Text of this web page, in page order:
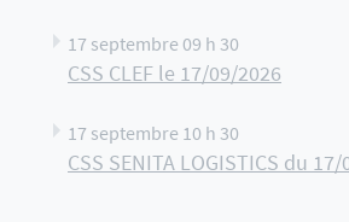
17 septembre 09 h 30
CSS CLEF le 17/09/2026
17 septembre 10 h 30
CSS SENITA LOGISTICS du